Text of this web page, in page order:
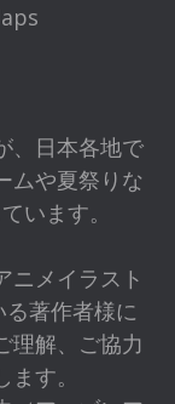
、日本各地で
ムや夏祭りな
います。
ニメイラスト
著作者様に
理解、ご協力
す。